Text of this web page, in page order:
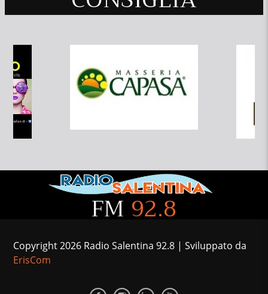
FM 92.8
Copyright 2026 Radio Salentina 92.8 | Sviluppato da
ErisCom